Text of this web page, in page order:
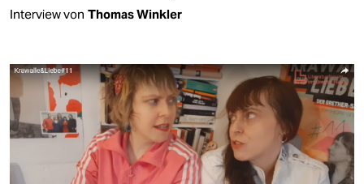
Interview von Thomas Winkler